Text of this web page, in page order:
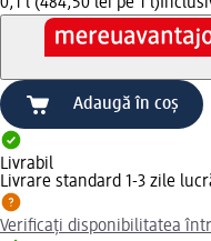
Adaugă în coș
Livrabil
Livrare standard 1-3 zile
Verificați disponibilitatea